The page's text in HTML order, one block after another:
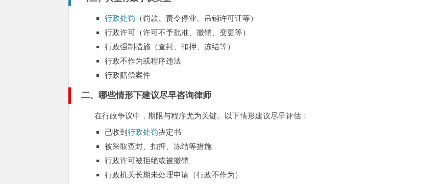
行政处罚 （罚款、责令停业、吊销许可证等）
行政许可（许可不予批准、撤销、变更等）
行政强制措施（查封、扣押、冻结等）
行政不作为或程序违法
行政赔偿案件
二、哪些情形下建议尽早咨询律师
在行政争议中，期限与程序尤为关键。以下情形建议尽早评估：
已收到行政处罚决定书
被采取查封、扣押、冻结等措施
行政许可被拒绝或被撤销
行政机关长期未处理申请（行政不作为）